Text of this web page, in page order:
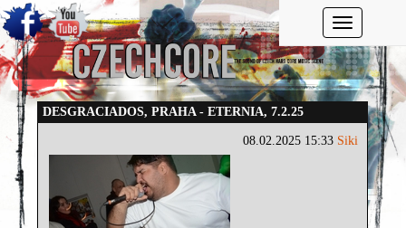
Toggle
DESGRACIADOS, PRAHA - ETERNIA, 7.2.25
08.02.2025 15:33 Siki